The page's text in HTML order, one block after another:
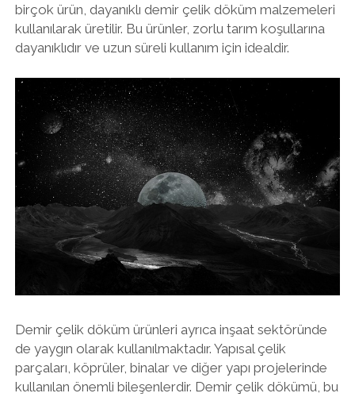
birçok ürün, dayanıklı demir çelik döküm malzemeleri
kullanılarak üretilir. Bu ürünler, zorlu tarım koşullarına
dayanıklıdır ve uzun süreli kullanım için idealdir.
Demir çelik döküm ürünleri ayrıca inşaat sektöründe
de yaygın olarak kullanılmaktadır. Yapısal çelik
parçaları, köprüler, binalar ve diğer yapı projelerinde
kullanılan önemli bileşenlerdir. Demir çelik dökümü, bu